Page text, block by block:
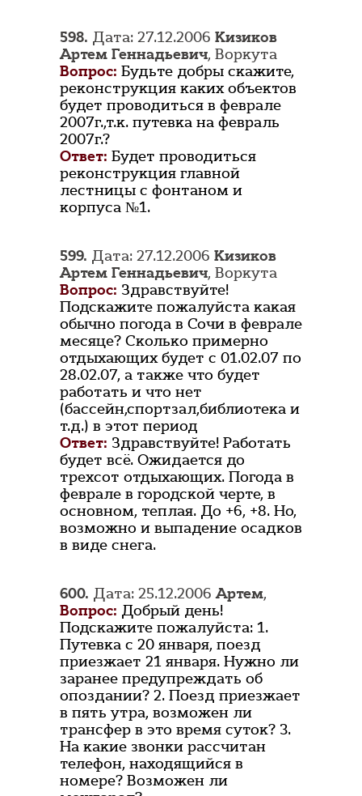
598. Дата: 27.12.2006 Кизиков
Артем Геннадьевич, Воркута
Вопрос: Будьте добры скажите,
реконструкция каких объектов
будет проводиться в феврале
2007г.,т.к. путевка на февраль
2007г.?
Ответ: Будет проводиться
реконструкция главной
лестницы с фонтаном и
корпуса №1.
599. Дата: 27.12.2006 Кизиков
Артем Геннадьевич, Воркута
Вопрос: Здравствуйте!
Подскажите пожалуйста какая
обычно погода в Сочи в феврале
месяце? Сколько примерно
отдыхающих будет с 01.02.07 по
28.02.07, а также что будет
работать и что нет
(бассейн,спортзал,библиотека и
т.д.) в этот период
Ответ: Здравствуйте! Работать
будет всё. Ожидается до
трехсот отдыхающих. Погода в
феврале в городской черте, в
основном, теплая. До +6, +8. Но,
возможно и выпадение осадков
в виде снега.
600. Дата: 25.12.2006Артем,
Вопрос: Добрый день!
Подскажите пожалуйста: 1.
Путевка с 20 января, поезд
приезжает 21 января. Нужно ли
заранее предупреждать об
опоздании? 2. Поезд приезжает
в пять утра, возможен ли
трансфер в это время суток? 3.
На какие звонки рассчитан
телефон, находящийся в
номере? Возможен ли